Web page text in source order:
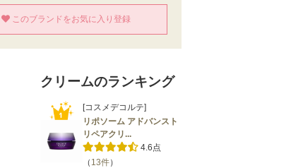
このブランドをお気に入り登録
クリームのランキング
[コスメデコルテ]
リポソーム アドバンスト
リペアクリ...
4.6点
（ 13件）